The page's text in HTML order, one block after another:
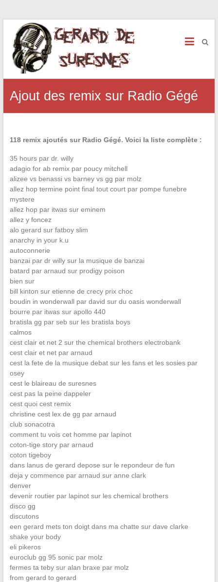
Ajout des remix sur Radio Gégé
118 remix ajoutés sur Radio Gégé. Voici la liste complète :
35 hours par dr. willy
adagio for ab remix par poucy mitchell
alizee vs benassi vs barney vs gg par molz
allez hop termine point final tout court par pompe funebre
mystere
allez hop par itwas sur eminem
allez y foncez
alo gerard sur fatboy slim
anarchy in your k.u
autoconnerie
banzai par dr willy sur la musique de banzai
batard par arnaud sur prodigy poison
bien sur
bill kinton sur etienne de crecy prix choc
boudin in wonderwall par david sur du oasis wonderwall
bourre par itwas sur apollo 440
bratisla gg par seb sur les bratisla boys
calmos
cest clair et net 2 sur the chemical brothers electrobank
cest clair et net par arnaud
cest la fete de la musique debat sur les fans et les sosies par
osey
cest le blaireau de suresnes
cest pas la peine dappeler
cest quoi cest remix
christine cest lex de gg par arnaud
club sonacotra
comment tu vois cet homme par lapinot
coton-tige story par arnaud
coton tigeboy
dans lanus de gerard depose sur le repondeur de fun
deja y commence par arnaud sur anne clark
denver
devenir routier par lapinot sur les chemical brothers
disco gg
discutons
een gerard mets ton doigt dans ma chatte sur dave clarke
shake your body
eli pikeros
euroclub gg 95 sonic par molz
fermes ta teby sur alan braxe par molz
from gerard to gerard